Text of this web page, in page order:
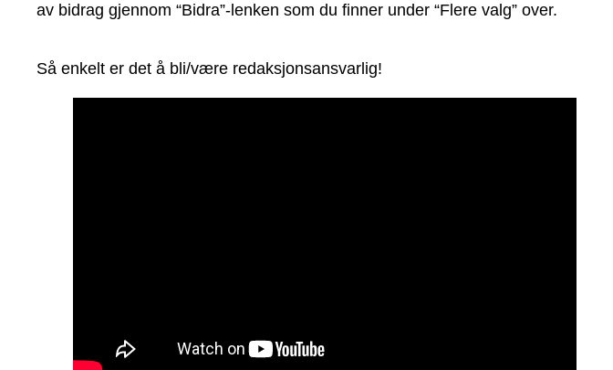
av bidrag gjennom “Bidra”-lenken som du finner under “Flere valg” over.
Så enkelt er det å bli/være redaksjonsansvarlig!